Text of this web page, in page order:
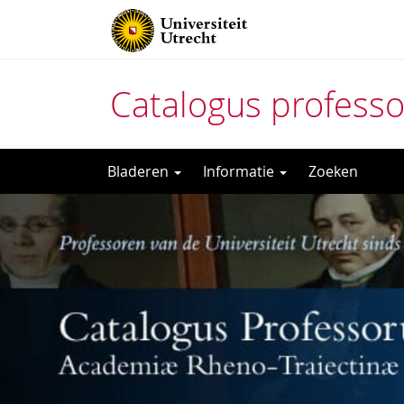
Catalogus
naar
het
inhoud
Bladeren Informatie Zoeken